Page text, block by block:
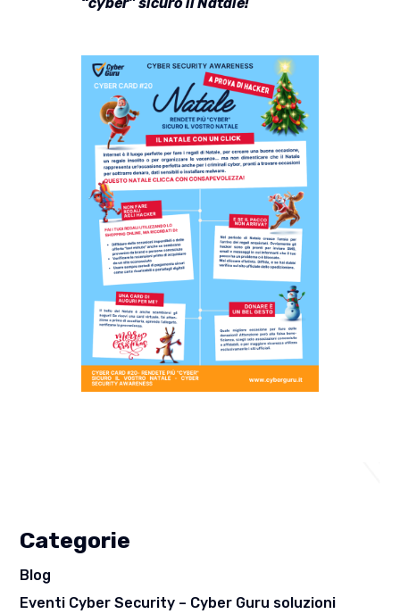
Categorie
Blog
Eventi Cyber Security – Cyber Guru soluzioni